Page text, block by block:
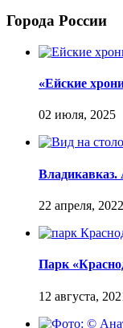
Города России
«Ейские
Владикавказ.
Парк